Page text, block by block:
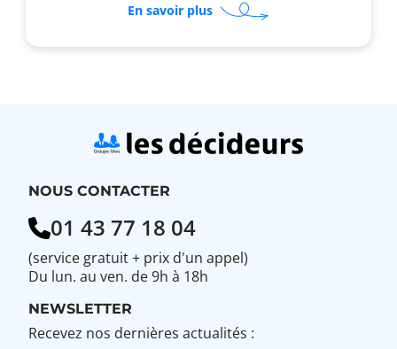
En savoir plussur
Comment
imprimante
réseau
NOUS CONTACTER
01 43 77 18 04
(service gratuit + prix d'un appel)
Du lun. au ven. de 9h à 18h
NEWSLETTER
Recevez nos dernières actualités :